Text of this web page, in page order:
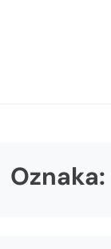
Oznaka: